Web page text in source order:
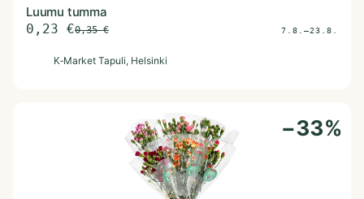
Luumu tumma
0,23 €0,35€ 7.8.–23.8.
K‑Market Tapuli, Helsinki
−33%